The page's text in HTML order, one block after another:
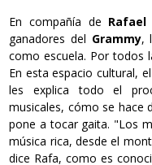
En compañía de Rafael
ganadores del Grammy,
como escuela. Por todos
En esta espacio cultural,
les explica todo el
musicales, cómo se hace
pone a tocar gaita. "Los
música rica, desde el
dice Rafa, como es